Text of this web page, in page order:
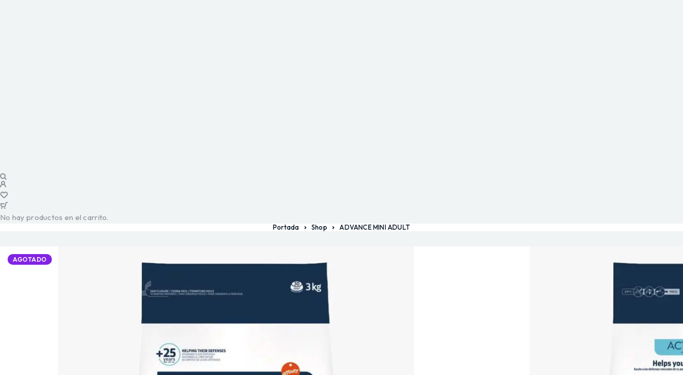
No hay productos en el carrito.
Portada Shop ADVANCE MINI ADULT
AGOTADO